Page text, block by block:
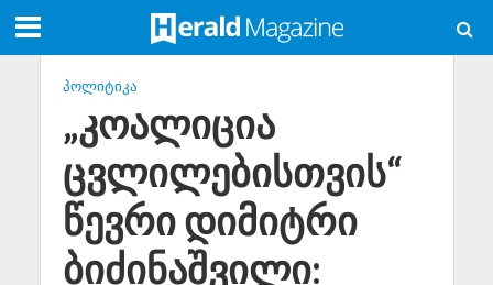
ᲞᲝᲚᲘᲢᲘᲙᲐ
„კოალიცია
ცვლილებისთვის“
წევრი დიმიტრი
ბიძინაშვილი: